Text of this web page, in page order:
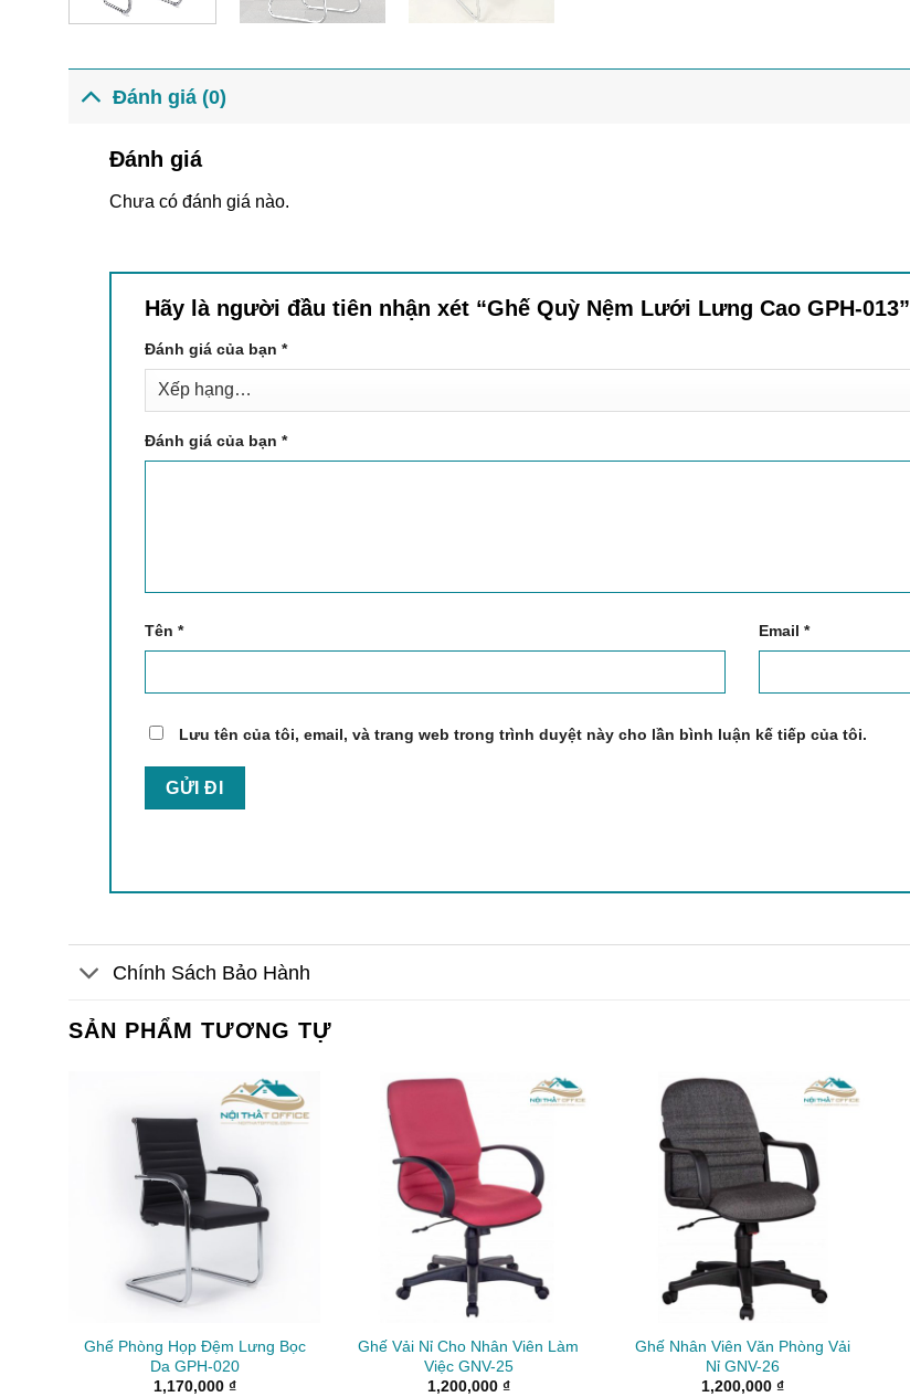
Đánh giá (0)
Đánh giá
Chưa có đánh giá nào.
Hãy là người đầu tiên nhận xét “Ghế Quỳ Nệm Lưới Lưng Cao GPH-013”
Đánh giá của bạn *
Đánh giá của bạn *
Tên * Email *
Lưu tên của tôi, email, và trang web trong trình duyệt này cho lần bình luận kế tiếp của tôi.
Chính Sách Bảo Hành
SẢN PHẨM TƯƠNG TỰ
Ghế Phòng Họp Đệm Lưng Bọc
Da GPH-020
1,170,000 ₫
Ghế Vải Nỉ Cho Nhân Viên Làm
Việc GNV-25
1,200,000 ₫
Ghế Nhân Viên Văn Phòng Vải
Nỉ GNV-26
1,200,000 ₫